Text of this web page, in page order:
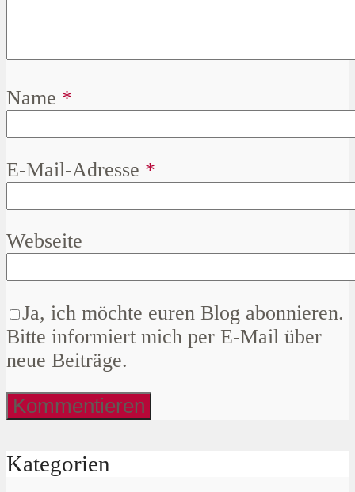
Name *
E-Mail-Adresse *
Webseite
Ja, ich möchte euren Blog abonnieren.
Bitte informiert mich per E-Mail über
neue Beiträge.
Kategorien